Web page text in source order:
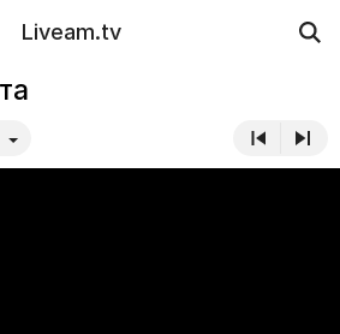
Liveam.tv